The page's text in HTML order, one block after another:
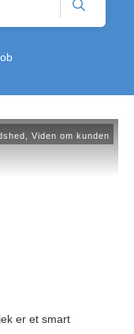
Viden om kunden
er et smart